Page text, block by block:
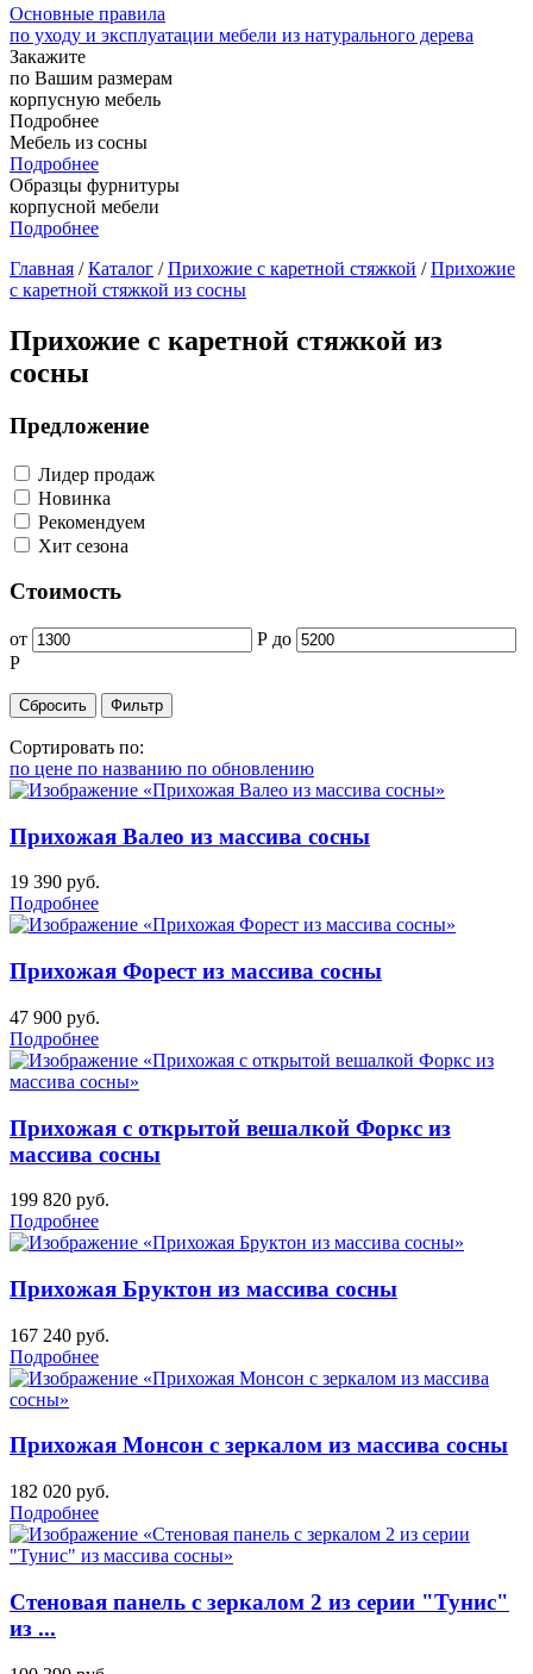
Основные правила
по уходу и эксплуатации мебели из натурального дерева
Закажите
по Вашим размерам
корпусную мебель
Подробнее
Мебель из сосны
Подробнее
Образцы фурнитуры
корпусной мебели
Подробнее
Главная /Каталог /Прихожие с каретной стяжкой /Прихожие
с каретной стяжкой из сосны
Прихожие с каретной стяжкой из
сосны
Предложение
Лидер продаж
Новинка
Рекомендуем
Хит сезона
Стоимость
от Р до
Р
Сортировать по:
по цене по названию по обновлению
Прихожая Валео из массива сосны
19 390 руб.
Подробнее
Прихожая Форест из массива сосны
47 900 руб.
Подробнее
Прихожая с открытой вешалкой Форкс из
массива сосны
199 820 руб.
Подробнее
Прихожая Бруктон из массива сосны
167 240 руб.
Подробнее
Прихожая Монсон с зеркалом из массива сосны
182 020 руб.
Подробнее
Стеновая панель с зеркалом 2 из серии "Тунис"
из ...